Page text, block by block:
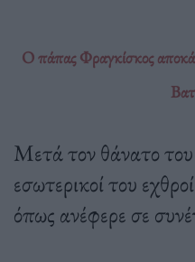
Ο πάπας Φραγκίσκος
Μετά τον θάνατο
εσωτερικοί του
όπως ανέφερε σε